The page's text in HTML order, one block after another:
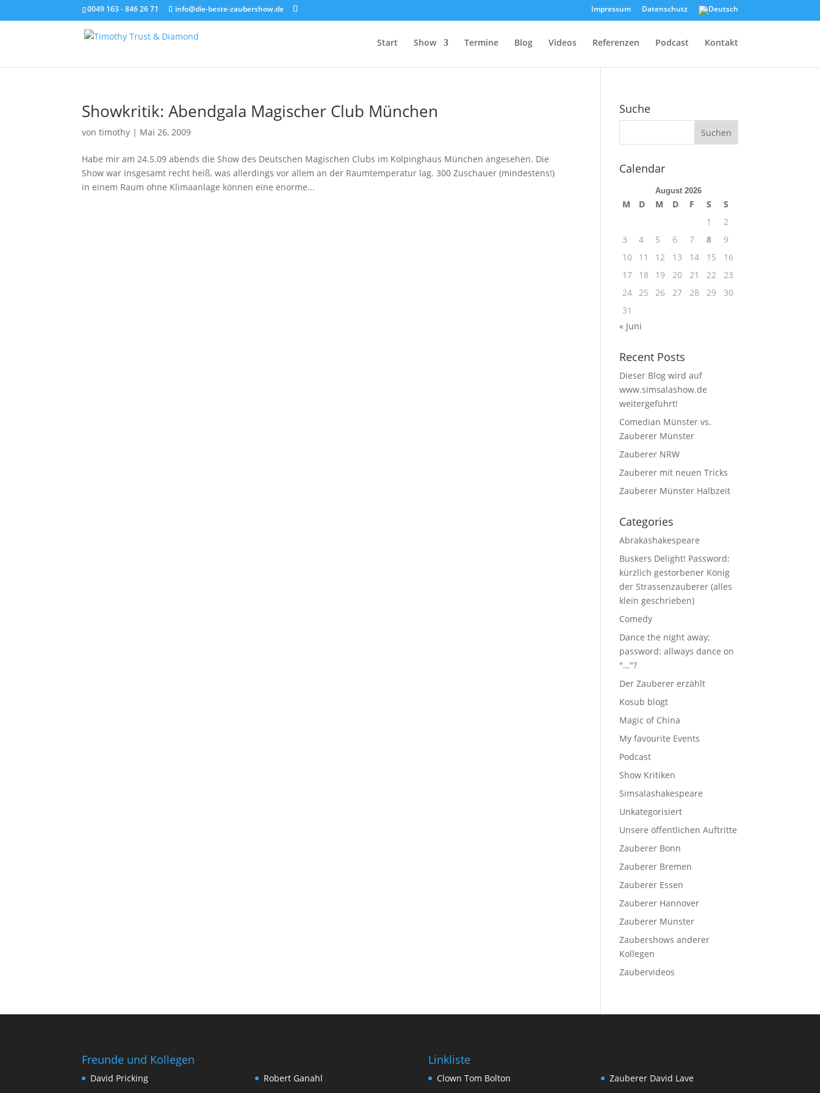
0049 163 - 846 26 71 info@die-beste-zaubershow.de Impressum Datenschutz
Start Show Termine Blog Videos Referenzen Podcast Kontakt
Showkritik: Abendgala Magischer Club München
vontimothy | Mai 26, 2009
Habe mir am 24.5.09 abends die Show des Deutschen Magischen Clubs im Kolpinghaus München angesehen. Die
Show war insgesamt recht heiß, was allerdings vor allem an der Raumtemperatur lag. 300 Zuschauer (mindestens!)
in einem Raum ohne Klimaanlage können eine enorme...
Suche
Calendar
August 2026
M D M D F S
S
1
2
3
4 5 6 7 8
9
10
11 12 13 14 15
16
17
18 19 20 21 22
23
24 25 26 27 28 29
30
31
« Juni
Recent Posts
Dieser Blog wird auf
www.simsalashow.de
weitergeführt!
Comedian Münster vs.
Zauberer Münster
Zauberer NRW
Zauberer mit neuen Tricks
Zauberer Münster Halbzeit
Categories
Abrakashakespeare
Buskers Delight! Password:
kürzlich gestorbener König
der Strassenzauberer (alles
klein geschrieben)
Comedy
Dance the night away;
password: allways dance on
"…"?
Der Zauberer erzählt
Kosub blogt
Magic of China
My favourite Events
Podcast
Show Kritiken
Simsalashakespeare
Unkategorisiert
Unsere öffentlichen Auftritte
Zauberer Bonn
Zauberer Bremen
Zauberer Essen
Zauberer Hannover
Zauberer Münster
Zaubershows anderer
Kollegen
Zaubervideos
Freunde und Kollegen
David Pricking
Robert Ganahl
Linkliste
Clown Tom Bolton
Zauberer David Lave